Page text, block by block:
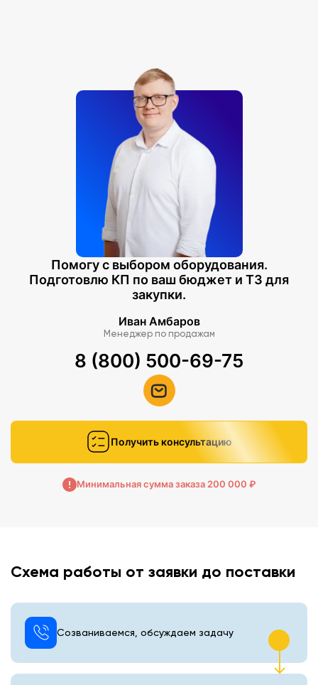
Помогу с выбором оборудования.
Подготовлю КП по ваш бюджет и ТЗ для
закупки.
Иван Амбаров
Менеджер по продажам
8 (800) 500-69-75
Получить консультацию
Минимальная сумма заказа 200 000 ₽
Схема работы от заявки до поставки
Созваниваемся, обсуждаем задачу